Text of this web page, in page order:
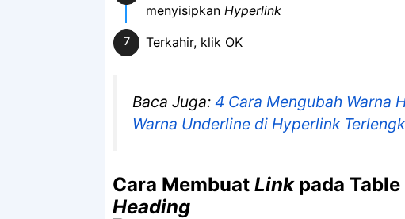
menyisipkan Hyperlink
Terkahir, klik OK
Baca Juga: 4 Cara Mengubah Warna
Warna Underline di Hyperlink
Cara Membuat Linkpada Table
Heading